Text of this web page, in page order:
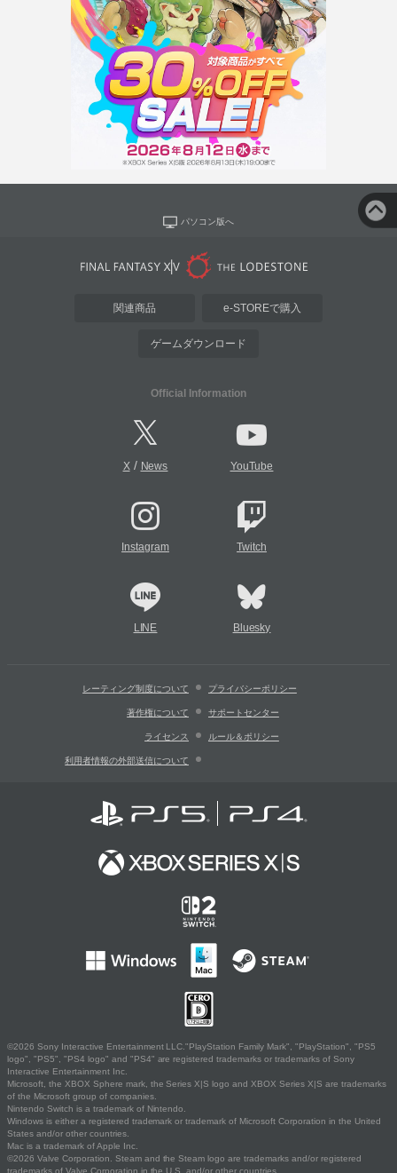
パソコン版へ
関連商品 e-STOREで購入
ゲームダウンロード
Official Information
X/ News YouTube
Instagram Twitch
LINE Bluesky
レーティング制度について プライバシーポリシー
著作権について サポートセンター
ライセンス ルール＆ポリシー
利用者情報の外部送信について
©2026 Sony Interactive Entertainment LLC."PlayStation Family Mark", "PlayStation", "PS5
logo", "PS5", "PS4 logo" and "PS4" are registered trademarks or trademarks of Sony
Interactive Entertainment Inc.
Microsoft, the XBOX Sphere mark, the Series X|S logo and XBOX Series X|S are trademarks
of the Microsoft group of companies.
Nintendo Switch is a trademark of Nintendo.
Windows is either a registered trademark or trademark of Microsoft Corporation in the United
States and/or other countries.
Mac is a trademark of Apple Inc.
©2026 Valve Corporation. Steam and the Steam logo are trademarks and/or registered
trademarks of Valve Corporation in the U.S. and/or other countries.